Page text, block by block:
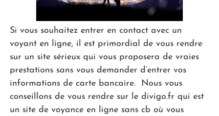
Si vous souhaitez entrer en contact avec un
voyant en ligne, il est primordial de vous rendre
sur un site sérieux qui vous proposera de vraies
prestations sans vous demander d’entrer vos
informations de carte bancaire. Nous vous
conseillons de vous rendre sur le divigo.fr qui est
un site de voyance en ligne sans cb où vous